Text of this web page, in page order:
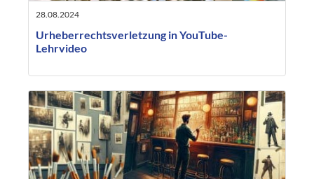
28.08.2024
Urheberrechtsverletzung in YouTube-
Lehrvideo